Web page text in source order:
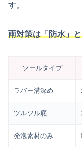
す。
雨対策は「防水」
ソールタイプ
ラバー溝深め
ツルツル底
発泡素材のみ